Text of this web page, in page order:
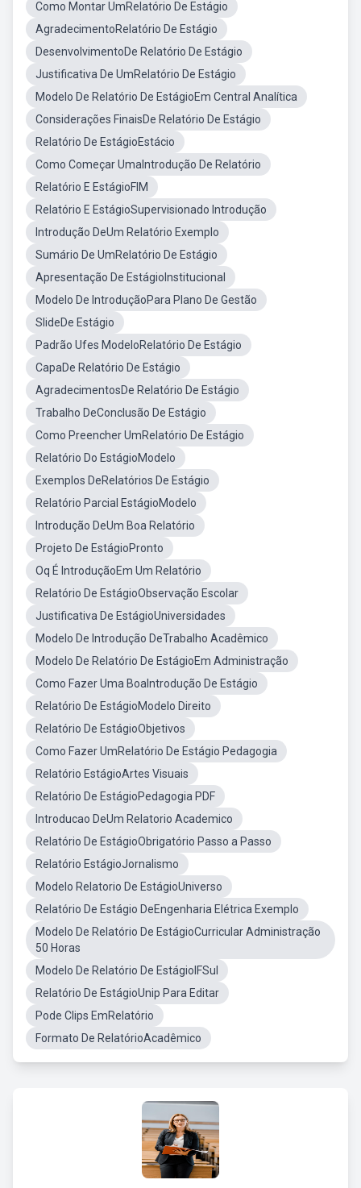
Como Montar UmRelatório De Estágio
AgradecimentoRelatório De Estágio
DesenvolvimentoDe Relatório De Estágio
Justificativa De UmRelatório De Estágio
Modelo De Relatório De EstágioEm Central Analítica
Considerações FinaisDe Relatório De Estágio
Relatório De EstágioEstácio
Como Começar UmaIntrodução De Relatório
Relatório E EstágioFIM
Relatório E EstágioSupervisionado Introdução
Introdução DeUm Relatório Exemplo
Sumário De UmRelatório De Estágio
Apresentação De EstágioInstitucional
Modelo De IntroduçãoPara Plano De Gestão
SlideDe Estágio
Padrão Ufes ModeloRelatório De Estágio
CapaDe Relatório De Estágio
AgradecimentosDe Relatório De Estágio
Trabalho DeConclusão De Estágio
Como Preencher UmRelatório De Estágio
Relatório Do EstágioModelo
Exemplos DeRelatórios De Estágio
Relatório Parcial EstágioModelo
Introdução DeUm Boa Relatório
Projeto De EstágioPronto
Oq É IntroduçãoEm Um Relatório
Relatório De EstágioObservação Escolar
Justificativa De EstágioUniversidades
Modelo De Introdução DeTrabalho Acadêmico
Modelo De Relatório De EstágioEm Administração
Como Fazer Uma BoaIntrodução De Estágio
Relatório De EstágioModelo Direito
Relatório De EstágioObjetivos
Como Fazer UmRelatório De Estágio Pedagogia
Relatório EstágioArtes Visuais
Relatório De EstágioPedagogia PDF
Introducao DeUm Relatorio Academico
Relatório De EstágioObrigatório Passo a Passo
Relatório EstágioJornalismo
Modelo Relatorio De EstágioUniverso
Relatório De Estágio DeEngenharia Elétrica Exemplo
Modelo De Relatório De EstágioCurricular Administração
50 Horas
Modelo De Relatório De EstágioIFSul
Relatório De EstágioUnip Para Editar
Pode Clips EmRelatório
Formato De RelatórioAcadêmico